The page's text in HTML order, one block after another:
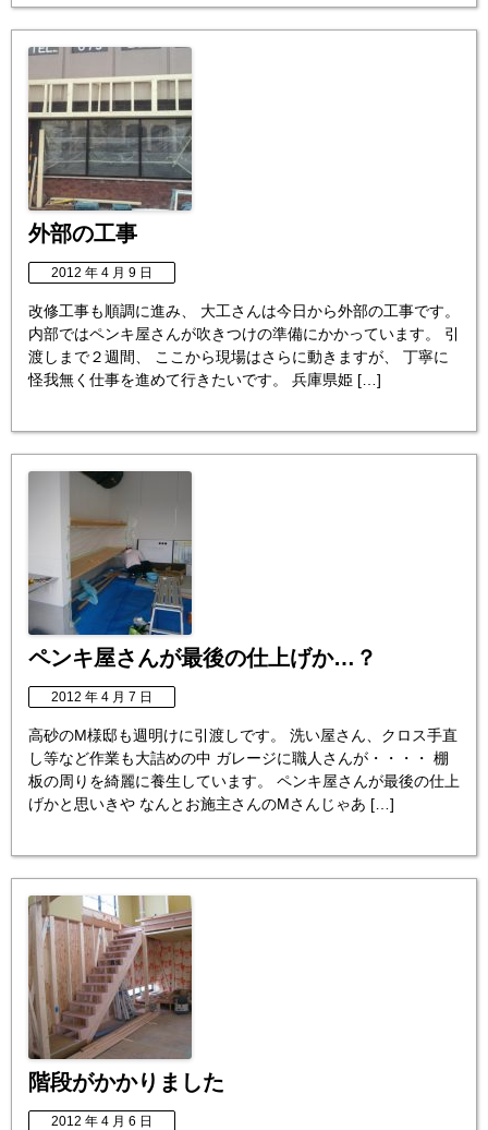
外部の工事
2012 年 4 月 9 日
改修工事も順調に進み、 大工さんは今日から外部の工事です。
内部ではペンキ屋さんが吹きつけの準備にかかっています。 引
渡しまで２週間、 ここから現場はさらに動きますが、 丁寧に
怪我無く仕事を進めて行きたいです。 兵庫県姫 […]
ペンキ屋さんが最後の仕上げか…？
2012 年 4 月 7 日
高砂のM様邸も週明けに引渡しです。 洗い屋さん、クロス手直
し等など作業も大詰めの中 ガレージに職人さんが・・・・ 棚
板の周りを綺麗に養生しています。 ペンキ屋さんが最後の仕上
げかと思いきや なんとお施主さんのMさんじゃあ […]
階段がかかりました
2012 年 4 月 6 日